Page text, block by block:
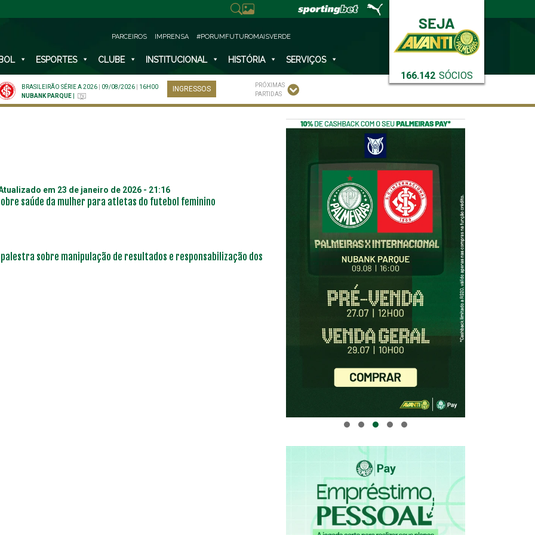
166.142 SÓCIOS
PARCEIROS IMPRENSA #PORUMFUTUROMAISVERDE
ESPORTES CLUBE INSTITUCIONAL HISTÓRIA SERVIÇOS
BRASILEIRÃO SÉRIE A 2026 09/08/2026
16H00
NUBANK PARQUE
INGRESSOS
PRÓXIMAS
PARTIDAS
Atualizado em 23 de janeiro de 2026 - 21:16
saúde da mulher para atletas do futebol feminino
sobre manipulação de resultados e responsabilização dos